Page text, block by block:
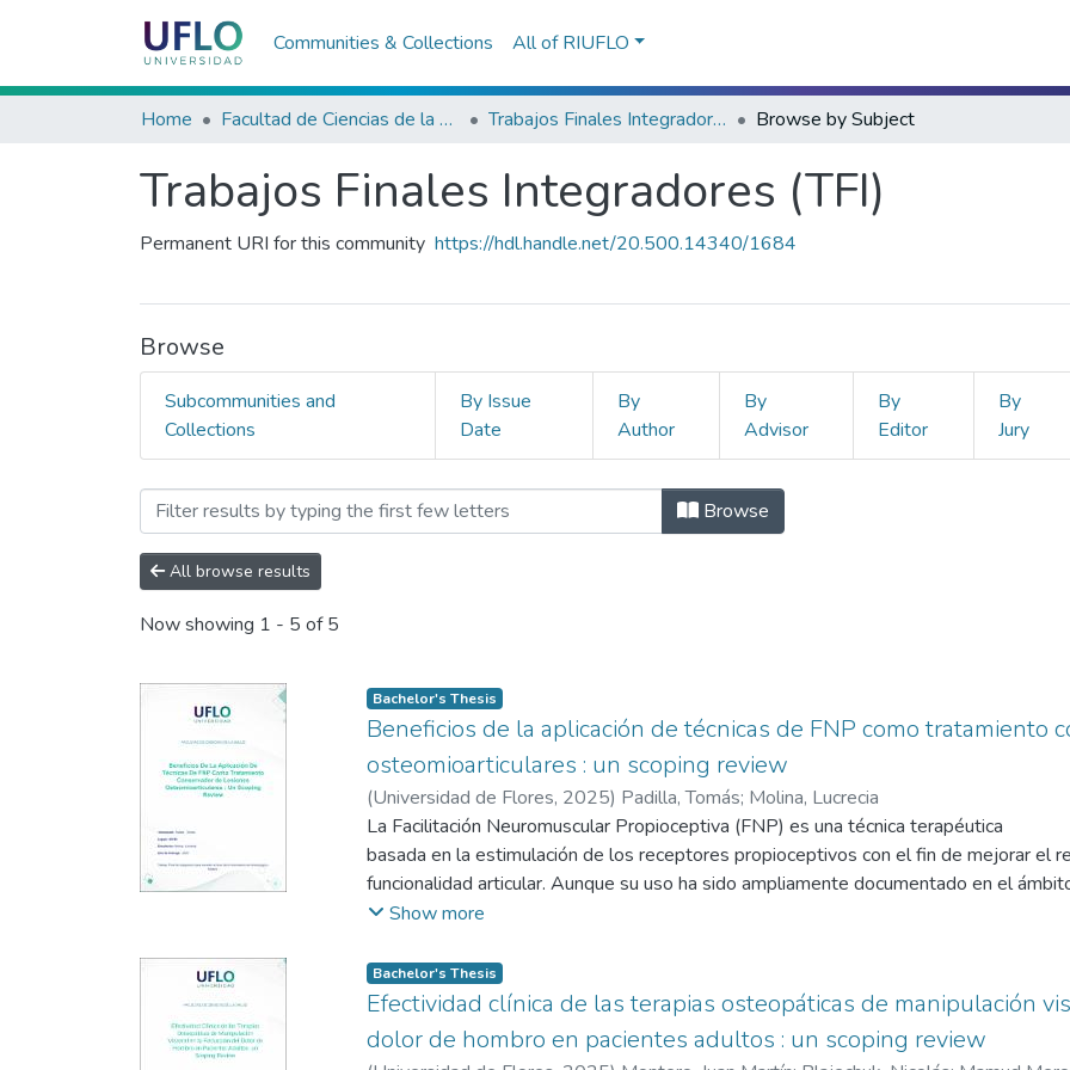
Communities & Collections All of RIUFLO
Home Facultad de Ciencias de la Salud Trabajos Finales Integradores (TFI) Browse by Subject
Trabajos Finales Integradores (TFI)
Permanent URI for this community https://hdl.handle.net/20.500.14340/1684
Browse
Subcommunities and
Collections
By Issue
Date
By
Author
By
Advisor
By
Editor
By
Jury
Browsing Trabajos Finales Integradores (TFI) by Subject
Browse
All browse results
Now showing 1 - 5 of 5
Bachelor's Thesis
Beneficios de la aplicación de técnicas de FNP como tratamiento
osteomioarticulares : un scoping review
(Universidad de Flores, 2025) Padilla, Tomás; Molina, Lucrecia
La Facilitación Neuromuscular Propioceptiva (FNP) es una técnica terapéutica
basada en la estimulación de los receptores propioceptivos con el fin de mejorar el
funcionalidad articular. Aunque su uso ha sido ampliamente documentado en el
su aplicación en el tratamiento de disfunciones del sistema osteomuioarticular aún
pacientes con diferentes alteraciones musculoesqueléticas, considerando variables
movimiento (ROM) y la fuerza muscular. Para ello, se llevó a cabo una revisión de la
entre 2015 y 2025, seleccionando diez investigaciones que cumplían con los
obtenidos indican que la FNP genera efectos positivos en la reducción del dolor,
Show more
Bachelor's Thesis
Efectividad clínica de las terapias osteopáticas de manipulación
dolor de hombro en pacientes adultos : un scoping review